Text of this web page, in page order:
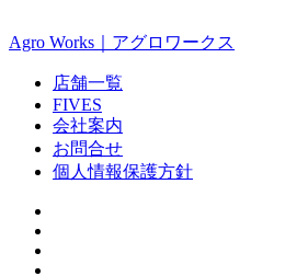
Agro Works｜アグロワークス
店舗一覧
FIVES
会社案内
お問合せ
個人情報保護方針